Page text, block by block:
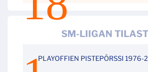
SM-LIIGAN
PLAYOFFIEN PISTEPÖRSSI 1976-